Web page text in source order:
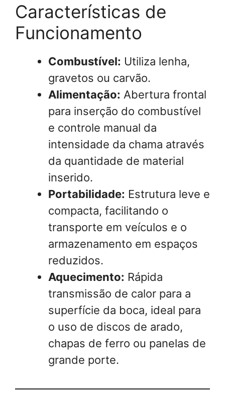
Características de
Funcionamento
Combustível: Utiliza lenha,
gravetos ou carvão.
Alimentação: Abertura frontal
para inserção do combustível
e controle manual da
intensidade da chama através
da quantidade de material
inserido.
Portabilidade: Estrutura leve e
compacta, facilitando o
transporte em veículos e o
armazenamento em espaços
reduzidos.
Aquecimento: Rápida
transmissão de calor para a
superfície da boca, ideal para
o uso de discos de arado,
chapas de ferro ou panelas de
grande porte.